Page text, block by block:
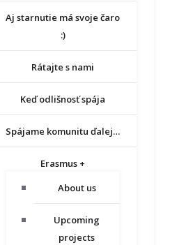
Aj starnutie má svoje čaro
:)
Rátajte s nami
Keď odlišnosť spája
Spájame komunitu ďalej…
Erasmus +
About us
Upcoming
projects